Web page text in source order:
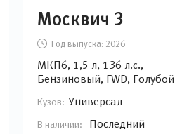
Москвич 3
Год выпуска: 2026
МКП6, 1,5 л, 136 л.с.,
Бензиновый, FWD, Голубой
Кузов: Универсал
В наличии: Последний